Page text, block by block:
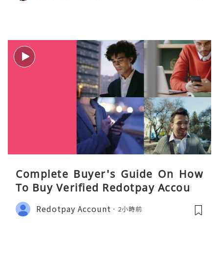
Complete Buyer's Guide On How
To Buy Verified Redotpay Account
Redotpay Account 2小時前